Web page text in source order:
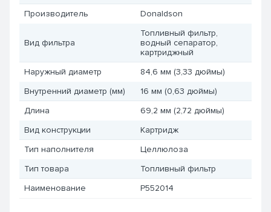
Производитель
Donaldson
Вид фильтра
Топливный фильтр,
водный сепаратор,
картриджный
Наружный диаметр
84,6 мм (3,33 дюймы)
Внутренний диаметр (мм)
16 мм (0,63 дюймы)
Длина
69,2 мм (2,72 дюймы)
Вид конструкции
Картридж
Тип наполнителя
Целлюлоза
Тип товара
Топливный фильтр
Наименование
P552014